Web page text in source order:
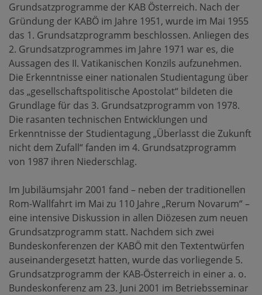
Grundsatzprogramme der KAB Österreich. Nach der
Gründung der KABÖ im Jahre 1951, wurde im Mai 1955
das 1. Grundsatzprogramm beschlossen. Anliegen des
2. Grundsatzprogrammes im Jahre 1971 war es, die
Aussagen des II. Vatikanischen Konzils aufzunehmen.
Die Erkenntnisse einer nationalen Studientagung über
das „gesellschaftspolitische Apostolat“ bildeten die
Grundlage für das 3. Grundsatzprogramm von 1978.
Die rasanten technischen Entwicklungen und
Erkenntnisse der Studientagung „Überlasst die Zukunft
nicht dem Zufall“ fanden im 4. Grundsatzprogramm
von 1987 ihren Niederschlag.
Im Jubiläumsjahr 2001 fand – neben der traditionellen
Rom-Wallfahrt im Mai zu 110 Jahre „Rerum Novarum“ –
eine intensive Diskussion in allen Diözesen zum neuen
Grundsatzprogramm statt. Nachdem sich zwei
Bundeskonferenzen der KABÖ mit den Textentwürfen
auseinandergesetzt hatten, wurde das vorliegende 5.
Grundsatzprogramm der KAB-Österreich in einer a. o.
Bundeskonferenz am 23. Juni 2001 im Betriebsseminar